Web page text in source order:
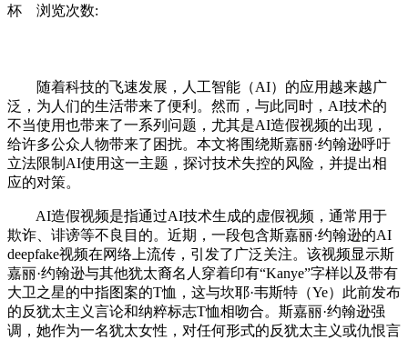
杯 浏览次数:
随着科技的飞速发展，人工智能（AI）的应用越来越广
泛，为人们的生活带来了便利。然而，与此同时，AI技术的
不当使用也带来了一系列问题，尤其是AI造假视频的出现，
给许多公众人物带来了困扰。本文将围绕斯嘉丽·约翰逊呼吁
立法限制AI使用这一主题，探讨技术失控的风险，并提出相
应的对策。
AI造假视频是指通过AI技术生成的虚假视频，通常用于
欺诈、诽谤等不良目的。近期，一段包含斯嘉丽·约翰逊的AI
deepfake视频在网络上流传，引发了广泛关注。该视频显示斯
嘉丽·约翰逊与其他犹太裔名人穿着印有“Kanye”字样以及带有
大卫之星的中指图案的T恤，这与坎耶·韦斯特（Ye）此前发布
的反犹太主义言论和纳粹标志T恤相吻合。斯嘉丽·约翰逊强
调，她作为一名犹太女性，对任何形式的反犹太主义或仇恨言